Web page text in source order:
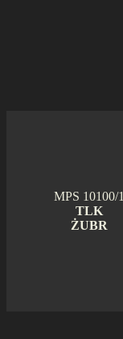
MPS 10100/1
TLK
ŻUBR